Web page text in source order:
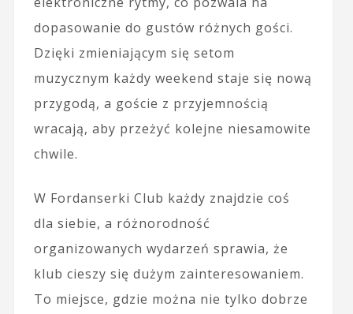
dopasowanie do gustów różnych gości.
Dzięki zmieniającym się setom
muzycznym każdy weekend staje się nową
przygodą, a goście z przyjemnością
wracają, aby przeżyć kolejne niesamowite
chwile.
W Fordanserki Club każdy znajdzie coś
dla siebie, a różnorodność
organizowanych wydarzeń sprawia, że
klub cieszy się dużym zainteresowaniem.
To miejsce, gdzie można nie tylko dobrze